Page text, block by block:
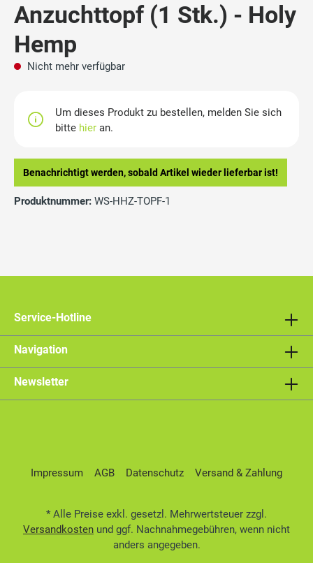
Anzuchttopf (1 Stk.) - Holy
Hemp
Nicht mehr verfügbar
Um dieses Produkt zu bestellen, melden Sie sich
bitte hier an.
Benachrichtigt werden, sobald Artikel wieder lieferbar ist!
Produktnummer: WS-HHZ-TOPF-1
Service-Hotline
Navigation
Newsletter
Impressum AGB Datenschutz Versand & Zahlung
* Alle Preise exkl. gesetzl. Mehrwertsteuer zzgl.
Versandkosten und ggf. Nachnahmegebühren, wenn nicht
anders angegeben.